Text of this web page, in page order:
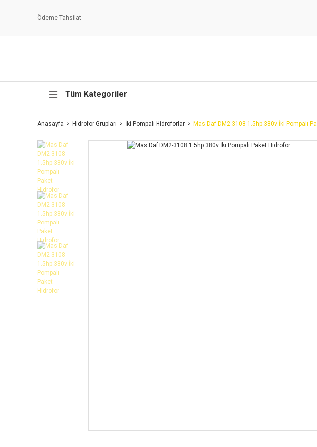
Ödeme Tahsilat
Tüm Kategoriler
Anasayfa Hidrofor Grupları İki Pompalı Hidroforlar Mas Daf DM2-3108 1.5hp 380v İki Pompalı